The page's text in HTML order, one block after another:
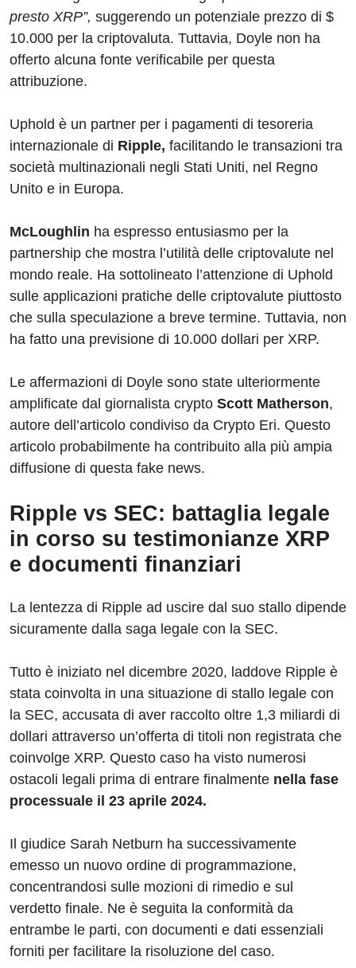
presto XRP”, suggerendo un potenziale prezzo di $
10.000 per la criptovaluta. Tuttavia, Doyle non ha
offerto alcuna fonte verificabile per questa
attribuzione.
Uphold è un partner per i pagamenti di tesoreria
internazionale di Ripple, facilitando le transazioni tra
società multinazionali negli Stati Uniti, nel Regno
Unito e in Europa.
McLoughlin ha espresso entusiasmo per la
partnership che mostra l’utilità delle criptovalute nel
mondo reale. Ha sottolineato l’attenzione di Uphold
sulle applicazioni pratiche delle criptovalute piuttosto
che sulla speculazione a breve termine. Tuttavia, non
ha fatto una previsione di 10.000 dollari per XRP.
Le affermazioni di Doyle sono state ulteriormente
amplificate dal giornalista crypto Scott Matherson,
autore dell’articolo condiviso da Crypto Eri. Questo
articolo probabilmente ha contribuito alla più ampia
diffusione di questa fake news.
Ripple vs SEC: battaglia legale
in corso su testimonianze XRP
e documenti finanziari
La lentezza di Ripple ad uscire dal suo stallo dipende
sicuramente dalla saga legale con la SEC.
Tutto è iniziato nel dicembre 2020, laddove Ripple è
stata coinvolta in una situazione di stallo legale con
la SEC, accusata di aver raccolto oltre 1,3 miliardi di
dollari attraverso un’offerta di titoli non registrata che
coinvolge XRP. Questo caso ha visto numerosi
ostacoli legali prima di entrare finalmente nella fase
processuale il 23 aprile 2024.
Il giudice Sarah Netburn ha successivamente
emesso un nuovo ordine di programmazione,
concentrandosi sulle mozioni di rimedio e sul
verdetto finale. Ne è seguita la conformità da
entrambe le parti, con documenti e dati essenziali
forniti per facilitare la risoluzione del caso.